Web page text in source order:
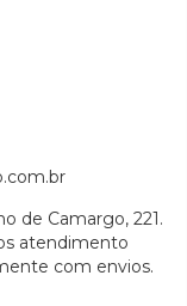
de Camargo, 221.
atendimento
com envios.